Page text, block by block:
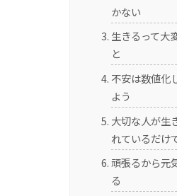
かない
生きるって大
と
不安は数値化
よう
大切な人が生
れているだけ
頑張るから元
る